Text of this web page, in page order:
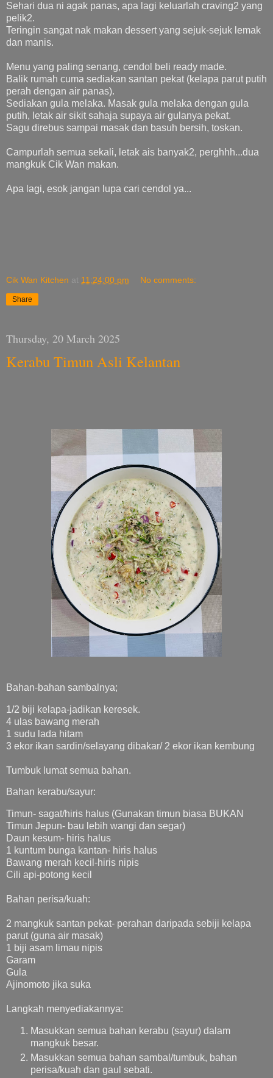
Sehari dua ni agak panas, apa lagi keluarlah craving2 yang
pelik2.
Teringin sangat nak makan dessert yang sejuk-sejuk lemak
dan manis.
Menu yang paling senang, cendol beli ready made.
Balik rumah cuma sediakan santan pekat (kelapa parut putih
perah dengan air panas).
Sediakan gula melaka. Masak gula melaka dengan gula
putih, letak air sikit sahaja supaya air gulanya pekat.
Sagu direbus sampai masak dan basuh bersih, toskan.
Campurlah semua sekali, letak ais banyak2, perghhh...dua
mangkuk Cik Wan makan.
Apa lagi, esok jangan lupa cari cendol ya...
Cik Wan Kitchen at 11:24:00 pm No comments:
Share
Thursday, 20 March 2025
Kerabu Timun Asli Kelantan
Bahan-bahan sambalnya;
1/2 biji kelapa-jadikan keresek.
4 ulas bawang merah
1 sudu lada hitam
3 ekor ikan sardin/selayang dibakar/ 2 ekor ikan kembung
Tumbuk lumat semua bahan.
Bahan kerabu/sayur:
Timun- sagat/hiris halus (Gunakan timun biasa BUKAN
Timun Jepun- bau lebih wangi dan segar)
Daun kesum- hiris halus
1 kuntum bunga kantan- hiris halus
Bawang merah kecil-hiris nipis
Cili api-potong kecil
Bahan perisa/kuah:
2 mangkuk santan pekat- perahan daripada sebiji kelapa
parut (guna air masak)
1 biji asam limau nipis
Garam
Gula
Ajinomoto jika suka
Langkah menyediakannya:
Masukkan semua bahan kerabu (sayur) dalam
mangkuk besar.
Masukkan semua bahan sambal/tumbuk, bahan
perisa/kuah dan gaul sebati.